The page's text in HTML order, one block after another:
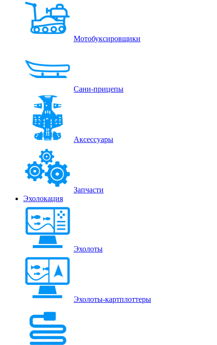
Мотобуксировщики
Сани-прицепы
Аксессуары
Запчасти
Эхолокация
Эхолоты
Эхолоты-картплоттеры